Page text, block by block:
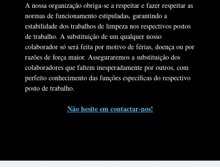
A nossa organização obriga-se a respeitar e fazer respeitar as
normas de funcionamento estipuladas, garantindo a
estabilidade dos trabalhos de limpeza nos respectivos postos
de trabalho. A substituição de um qualquer nosso
colaborador só será feita por motivo de férias, doença ou por
razões de força maior. Asseguraremos a substituição dos
colaboradores que faltem inesperadamente por outros, com
perfeito conhecimento das funções específicas do respectivo
posto de trabalho.
Não hesite em contactar-nos!